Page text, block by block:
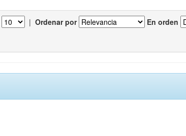
| Ordenar por En orden